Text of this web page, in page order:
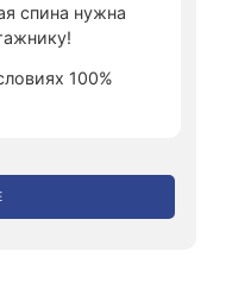
спина нужна
100%